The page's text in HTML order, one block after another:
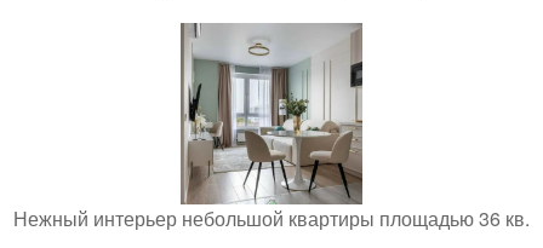
Нежный интерьер небольшой квартиры площадью 36 кв.